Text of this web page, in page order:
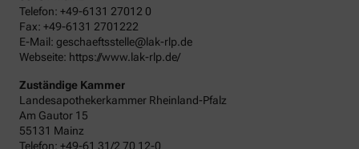
Telefon: +49-6131 27012 0
Fax: +49-6131 2701222
E-Mail: geschaeftsstelle@lak-rlp.de
Webseite: https://www.lak-rlp.de/
Zuständige Kammer
Landesapothekerkammer Rheinland-Pfalz
Am Gautor 15
55131 Mainz
Telefon: +49-61 31/2 70 12-0